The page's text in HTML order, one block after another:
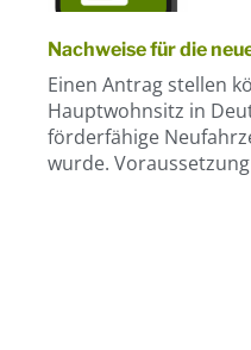
Nachweise für die
Einen Antrag stellen
Hauptwohnsitz in
förderfähige
wurde.